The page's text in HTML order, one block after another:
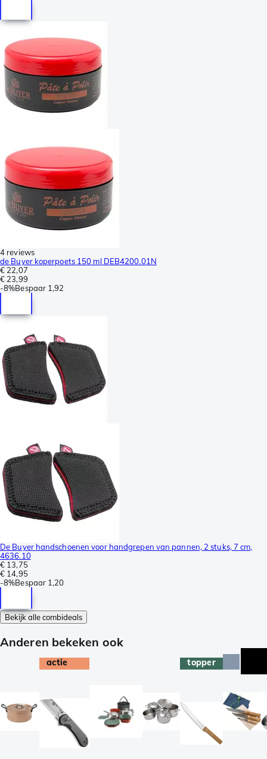
4 reviews
de Buyer koperpoets 150 ml DEB4200.01N
€ 22,07
€ 23,99
-8%Bespaar 1,92
De Buyer handschoenen voor handgrepen van pannen, 2 stuks, 7 cm,
4636.10
€ 13,75
€ 14,95
-8%Bespaar 1,20
Bekijk alle combideals
Anderen bekeken ook
actie topper